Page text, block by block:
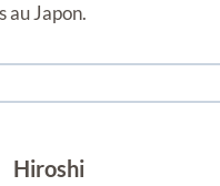
au Japon.
Hiroshi